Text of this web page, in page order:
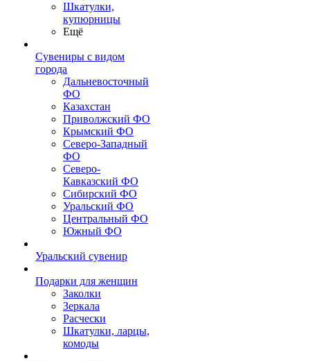
Шкатулки,
купюрницы
Ещё
Сувениры с видом
города
Дальневосточный
ФО
Казахстан
Приволжский ФО
Крымский ФО
Северо-Западный
ФО
Северо-
Кавказский ФО
Сибирский ФО
Уральский ФО
Центральный ФО
Южный ФО
Уральский сувенир
Подарки для женщин
Заколки
Зеркала
Расчески
Шкатулки, ларцы,
комоды